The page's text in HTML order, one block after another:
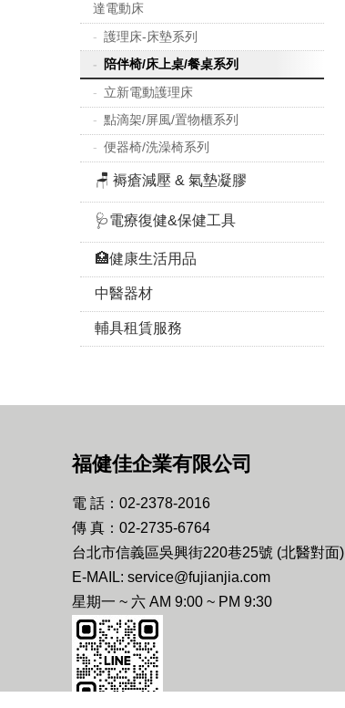
達電動床
護理床-床墊系列
陪伴椅/床上桌/餐桌系列
立新電動護理床
點滴架/屏風/置物櫃系列
便器椅/洗澡椅系列
🪑 褥瘡減壓 & 氣墊凝膠
🩺電療復健&保健工具
🏥健康生活用品
中醫器材
輔具租賃服務
福健佳企業有限公司
電 話：02-2378-2016
傳 真：02-2735-6764
台北市信義區吳興街220巷25號 (北醫對面)
E-MAIL: service@fujianjia.com
星期一 ~ 六 AM 9:00 ~ PM 9:30